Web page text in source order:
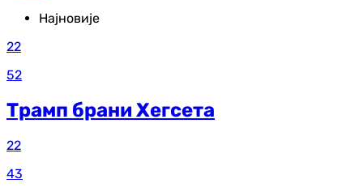
Најновије
22
52
Трамп брани Хегсета
22
43